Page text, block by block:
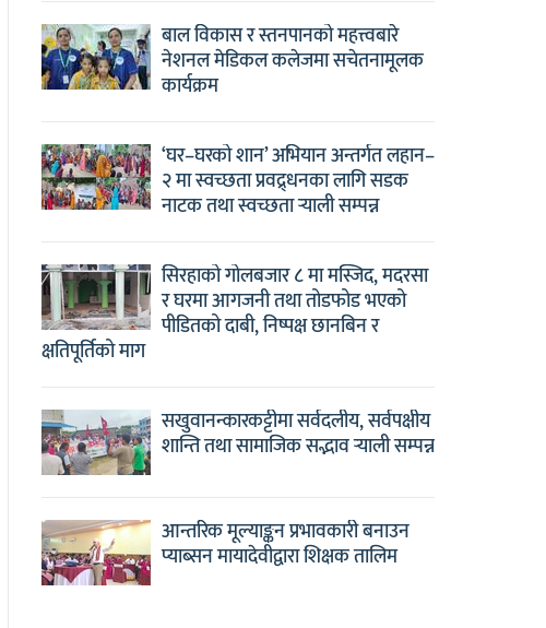
बाल विकास र स्तनपानको महत्त्वबारे
नेशनल मेडिकल कलेजमा सचेतनामूलक
कार्यक्रम
‘घर–घरको शान’ अभियान अन्तर्गत लहान–
२ मा स्वच्छता प्रवद्र्धनका लागि सडक
नाटक तथा स्वच्छता र्‍याली सम्पन्न
सिरहाको गोलबजार ८ मा मस्जिद, मदरसा
र घरमा आगजनी तथा तोडफोड भएको
पीडितको दाबी, निष्पक्ष छानबिन र
क्षतिपूर्तिको माग
सखुवानन्कारकट्टीमा सर्वदलीय, सर्वपक्षीय
शान्ति तथा सामाजिक सद्भाव र्‍याली सम्पन्न
आन्तरिक मूल्याङ्कन प्रभावकारी बनाउन
प्याब्सन मायादेवीद्वारा शिक्षक तालिम